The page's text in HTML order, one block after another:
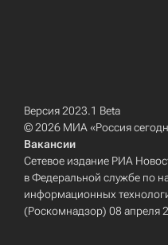
Версия 2023.1 Beta
© 2026 МИА «Россия
Вакансии
Сетевое издание РИА
в Федеральной службе по
информационных
(Роскомнадзор) 08 апреля